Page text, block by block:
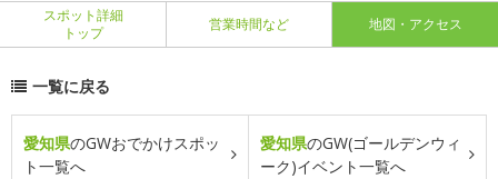
スポット詳細
トップ
営業時間など 地図・アクセス
一覧に戻る
愛知県のGWおでかけスポッ
ト一覧へ
愛知県のGW(ゴールデンウィ
ーク)イベント一覧へ